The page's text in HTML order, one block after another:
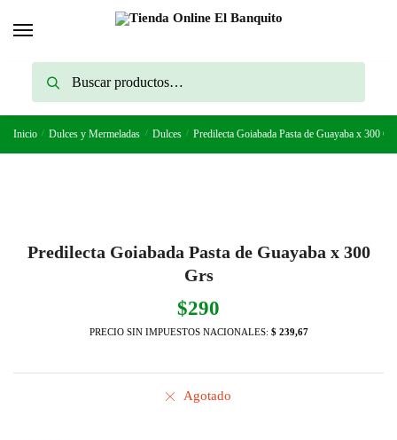
Buscar
Inicio / Dulces y Mermeladas / Dulces / Predilecta Goiabada Pasta de Guayaba x 300
Predilecta Goiabada Pasta de Guayaba x 300
Grs
$290
PRECIO SIN IMPUESTOS NACIONALES: $ 239,67
Agotado